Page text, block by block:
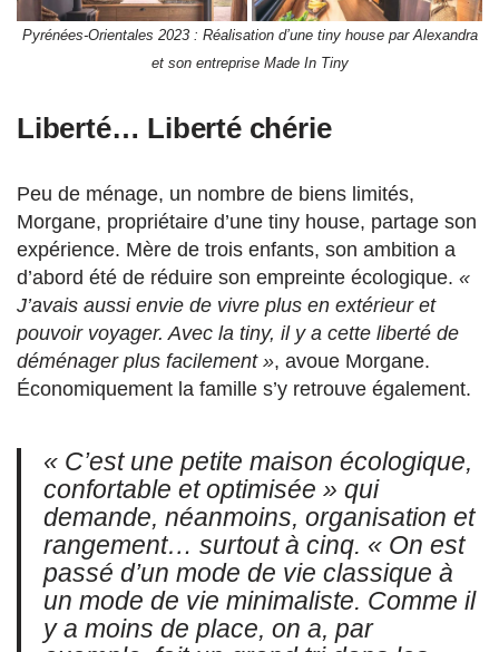
Pyrénées-Orientales 2023 : Réalisation d’une tiny house par Alexandra
et son entreprise Made In Tiny
Liberté… Liberté chérie
Peu de ménage, un nombre de biens limités,
Morgane, propriétaire d’une tiny house, partage son
expérience. Mère de trois enfants, son ambition a
d’abord été de réduire son empreinte écologique. «
J’avais aussi envie de vivre plus en extérieur et
pouvoir voyager. Avec la tiny, il y a cette liberté de
déménager plus facilement », avoue Morgane.
Économiquement la famille s’y retrouve également.
« C’est une petite maison écologique,
confortable et optimisée » qui
demande, néanmoins, organisation et
rangement… surtout à cinq. « On est
passé d’un mode de vie classique à
un mode de vie minimaliste. Comme il
y a moins de place, on a, par